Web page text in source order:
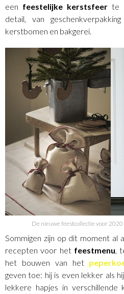
een feestelijke kerstsfeer te
detail, van
kerstbomen en bakgerei.
De nieuwe feestcollectie voor
Sommigen zijn op dit moment al
recepten voor het feestmenu,
het bouwen van het
geven toe: hij is even lekker als
lekkere hapjes in verschillende